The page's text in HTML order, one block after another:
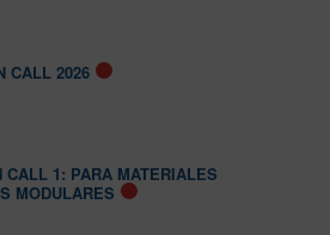
CALL 2026
CALL 1: PARA MATERIALES
MODULARES